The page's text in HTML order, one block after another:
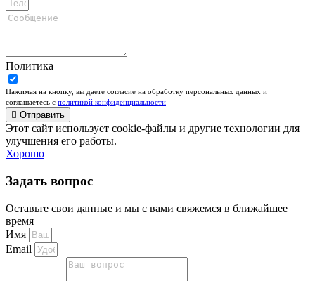
Политика
Нажимая на кнопку, вы даете согласие на обработку персональных данных и
соглашаетесь c политикой конфиденциальности
Отправить
Этот сайт использует cookie-файлы и другие технологии для
улучшения его работы.
Хорошо
Задать вопрос
Оставьте свои данные и мы с вами свяжемся в ближайшее
время
Имя
Email